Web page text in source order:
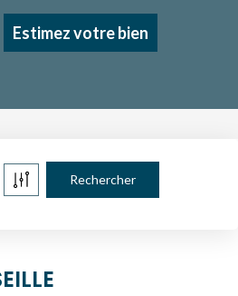
Estimez votre bien